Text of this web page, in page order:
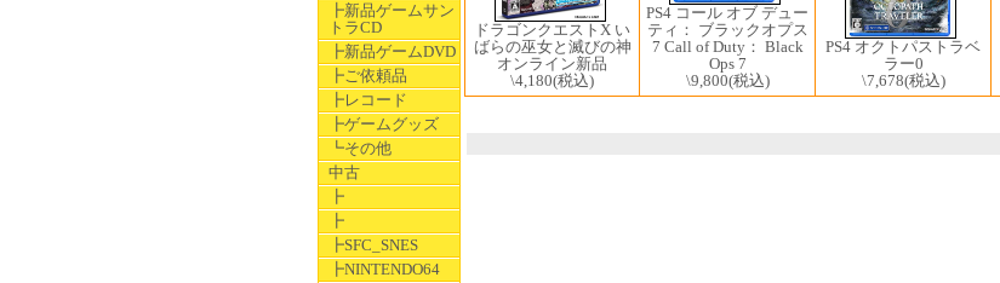
┣新品ゲームサン
トラCD
┣新品ゲームDVD
┣ご依頼品
┣レコード
┣ゲームグッズ
┗その他
中古
┣
┣
┣SFC_SNES
┣NINTENDO64
ドラゴンクエストX い
ばらの巫女と滅びの神
オンライン新品
\4,180(税込)
PS4 コール オブ デュー
ティ： ブラックオプス
7 Call of Duty： Black
Ops 7
\9,800(税込)
PS4 オクトパストラベ
ラー0
\7,678(税込)